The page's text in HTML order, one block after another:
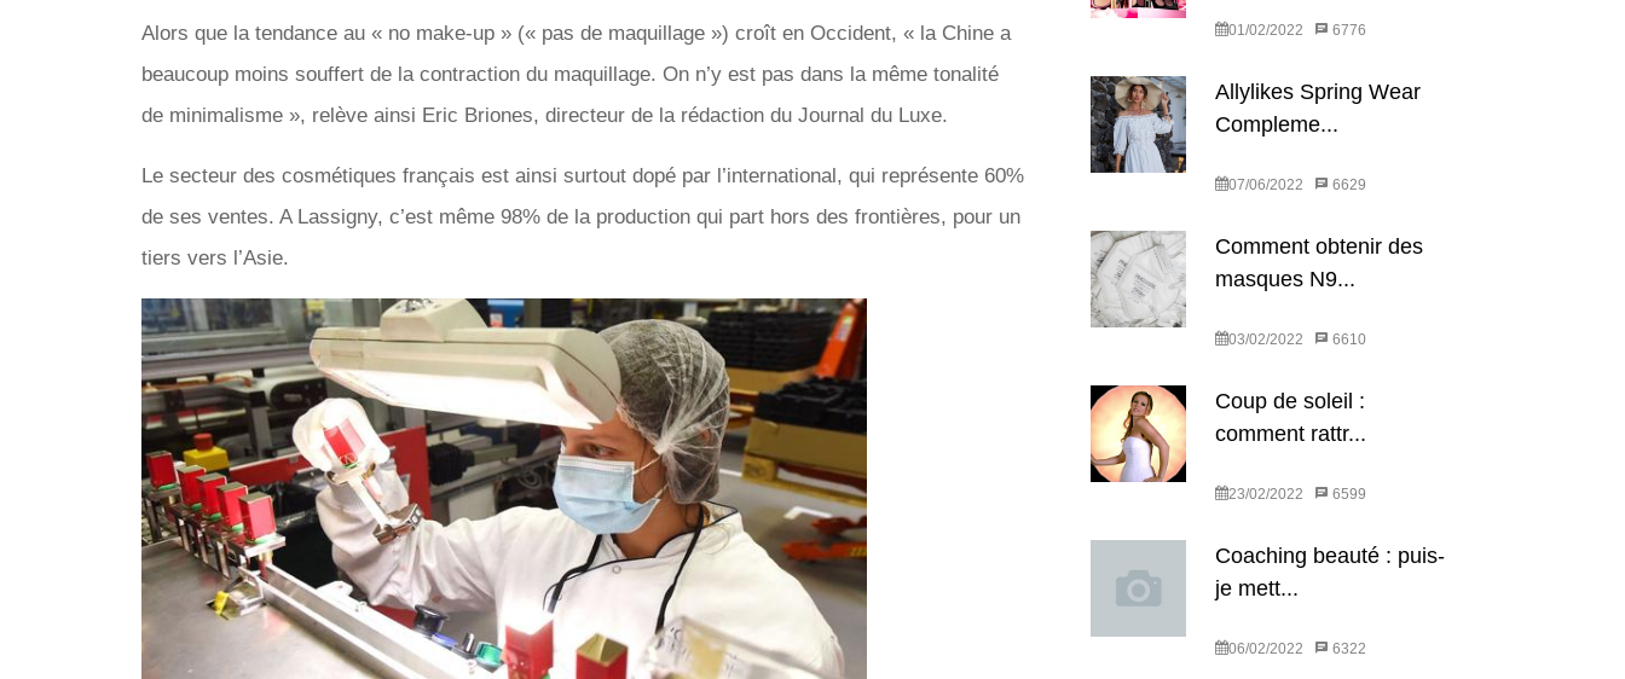
Alors que la tendance au « no make-up » (« pas de maquillage ») croît en Occident, « la Chine a
beaucoup moins souffert de la contraction du maquillage. On n’y est pas dans la même tonalité
de minimalisme », relève ainsi Eric Briones, directeur de la rédaction du Journal du Luxe.
Le secteur des cosmétiques français est ainsi surtout dopé par l’international, qui représente 60%
de ses ventes. A Lassigny, c’est même 98% de la production qui part hors des frontières, pour un
tiers vers l’Asie.
01/02/2022 6776
Allylikes Spring Wear
Compleme...
07/06/2022 6629
Comment obtenir des
masques N9...
03/02/2022 6610
Coup de soleil :
comment rattr...
23/02/2022 6599
Coaching beauté : puis-
je mett...
06/02/2022 6322